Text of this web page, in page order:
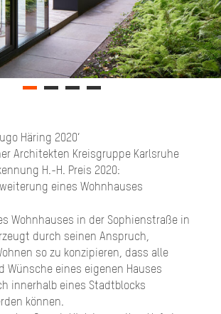
Häring 2020‘
Architekten Kreisgruppe Karlsruhe
H.-H. Preis 2020:
eines Wohnhauses
Wohnhauses in der Sophienstraße in
durch seinen Anspruch,
so zu konzipieren, dass alle
Wünsche eines eigenen Hauses
innerhalb eines Stadtblocks
können.